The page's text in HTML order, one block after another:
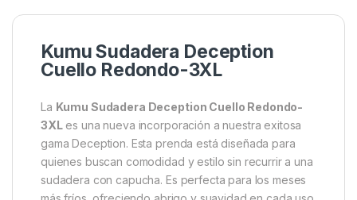
Descripción Specification